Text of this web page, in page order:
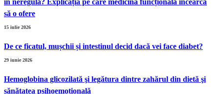
în neregulă? Explicația pe care medicina funcțională încearcă
să o ofere
15 iulie 2026
De ce ficatul, mușchii și intestinul decid dacă vei face diabet?
29 iunie 2026
Hemoglobina glicozilată şi legătura dintre zahărul din dietă şi
sănătatea psihoemoțională